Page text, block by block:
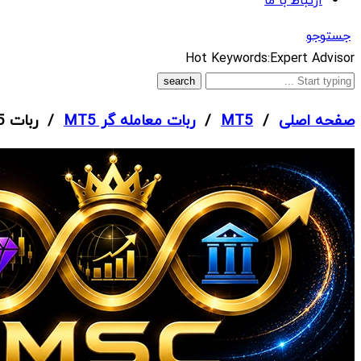
جستوجو
What
are
looking
for?
Hot Keywords:Expert Advisor
صفحه اصلی /
MT5
/ربات معامله گر MT5 / ربات AI Aurum Pivot MT5